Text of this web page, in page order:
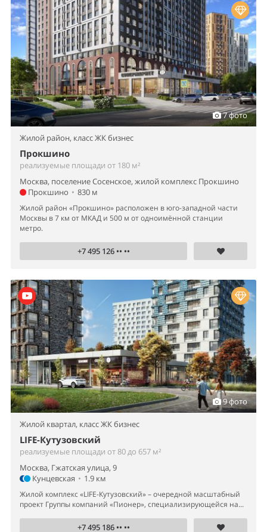
7 фото
Жилой район, класс ЖК бизнес
Прокшино
реализуемые площади от 180 м²
Москва, поселение Сосенское, жилой комплекс Прокшино
Прокшино • 830 м
Жилой район «Прокшино» расположен в юго-западной части
Москвы в 7 км от МКАД и 500 м от одноимённой станции
метро.
+7 495 126 •• ••
9 фото
Жилой квартал, класс ЖК бизнес
LIFE-Кутузовский
реализуемые площади от 80 до 657 м²
Москва, Гжатская улица, 9
Кунцевская • 1.9 км
Жилой комплекс «LIFE-Кутузовский» – очередной масштабный
проект Группы компаний «Пионер», специализирующейся на...
+7 495 186 •• ••